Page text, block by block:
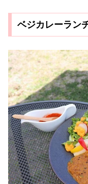
ベジカレーラン